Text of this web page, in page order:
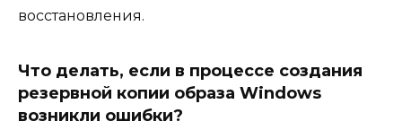
восстановления.
Что делать, если в процессе создания
резервной копии образа Windows
возникли ошибки?